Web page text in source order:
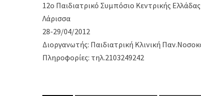
12ο Παιδιατρικό Συμπόσιο Κεντρικής Ελλάδας
Λάρισσα
28-29/04/2012
Διοργανωτής: Παιδιατρική Κλινική
Πληροφορίες: τηλ.2103249242